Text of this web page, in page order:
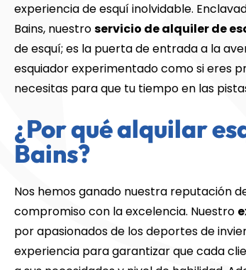
experiencia de esquí inolvidable.
Bains, nuestroservicio de alquiler de
de esquí; es la puerta de entrada a la
esquiador experimentado como si eres
necesitas para que tu tiempo en las
¿Por qué alquilar
Bains?
Nos hemos ganado nuestra reputación
compromiso con la excelencia. Nuestro
por apasionados de los deportes de
experiencia para garantizar que cada